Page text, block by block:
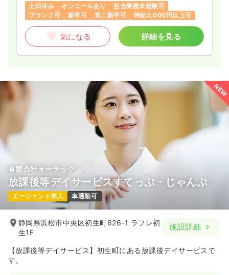
土日休み
オンコールあり
担当業務未経験可
ブランク可
新卒可 第二新卒可 時給2,000円以上可
気になる 詳細を見る
NEW
有限会社オーテック
放課後等デイサービスすてっぷ・じゃんぷ
エージェント求人 車通勤可
静岡県浜松市中央区初生町626-1 ラフレ初
生1F
施設詳細
【放課後等デイサービス】初生町にある放課後デイサービスで
す。